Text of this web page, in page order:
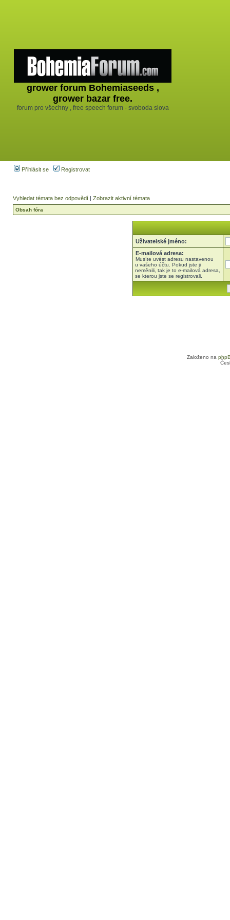
grower forum Bohemiaseeds ,
grower bazar free.
forum pro všechny , free speech forum - svoboda slova
Přihlásit se Registrovat
Vyhledat témata bez odpovědí | Zobrazit aktivní témata
Obsah fóra
Uživatelské jméno:
E-mailová adresa:
Musíte uvést adresu nastavenou
u vašeho účtu. Pokud jste ji
neměnili, tak je to e-mailová adresa,
se kterou jste se registrovali.
Založeno na